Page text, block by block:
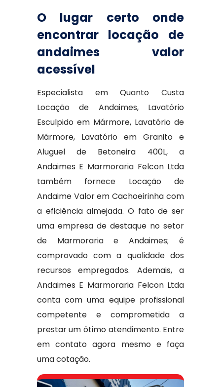
O lugar certo onde
encontrar locação de
andaimes valor
acessível
Especialista em Quanto Custa
Locação de Andaimes, Lavatório
Esculpido em Mármore, Lavatório de
Mármore, Lavatório em Granito e
Aluguel de Betoneira 400L, a
Andaimes E Marmoraria Felcon Ltda
também fornece Locação de
Andaime Valor em Cachoeirinha com
a eficiência almejada. O fato de ser
uma empresa de destaque no setor
de Marmoraria e Andaimes; é
comprovado com a qualidade dos
recursos empregados. Ademais, a
Andaimes E Marmoraria Felcon Ltda
conta com uma equipe profissional
competente e comprometida a
prestar um ótimo atendimento. Entre
em contato agora mesmo e faça
uma cotação.